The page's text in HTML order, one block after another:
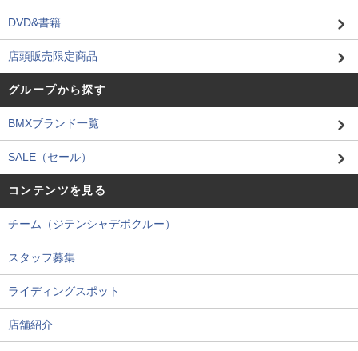
DVD&書籍
店頭販売限定商品
グループから探す
BMXブランド一覧
SALE（セール）
コンテンツを見る
チーム（ジテンシャデポクルー）
スタッフ募集
ライディングスポット
店舗紹介